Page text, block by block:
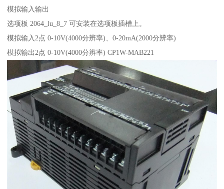
模拟输入输出
选项板 2064_lu_8_7 可安装在选项板插槽上。
模拟输入2点 0-10V(4000分辨率)、0-20mA(2000分辨率)
模拟输出2点 0-10V(4000分辨率) CP1W-MAB221